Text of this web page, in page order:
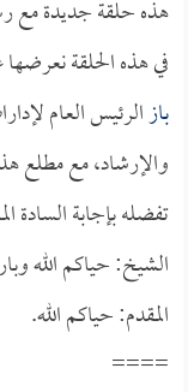
هذه حلقة جديدة مع
في هذه الحلقة
بازالرئيس العام
والإرشاد، مع مطلع
تفضله بإجابة السادة
الشيخ: حياكم الله
المقدم: حياكم الله.
====